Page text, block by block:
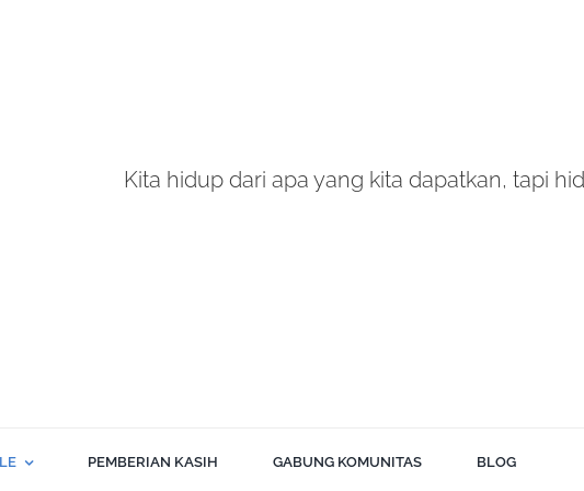
Kita hidup dari apa yang kita dapatkan, tapi
PEMBERIAN KASIH GABUNG KOMUNITAS BLOG